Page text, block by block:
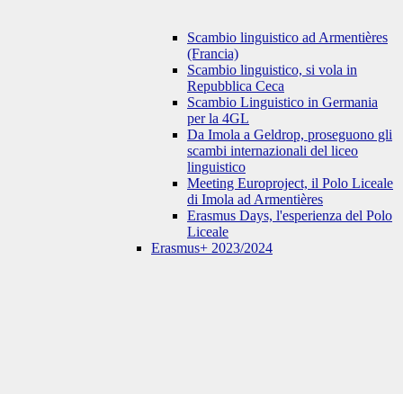
Scambio linguistico ad Armentières
(Francia)
Scambio linguistico, si vola in
Repubblica Ceca
Scambio Linguistico in Germania
per la 4GL
Da Imola a Geldrop, proseguono gli
scambi internazionali del liceo
linguistico
Meeting Europroject, il Polo Liceale
di Imola ad Armentières
Erasmus Days, l'esperienza del Polo
Liceale
Erasmus+ 2023/2024